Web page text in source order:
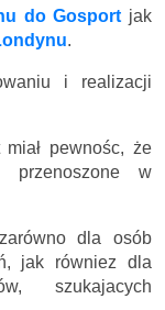
do Gosport jak
.
i realizacji
pewnośc, że
przenoszone w
dla osób
jak równiez dla
szukajacych